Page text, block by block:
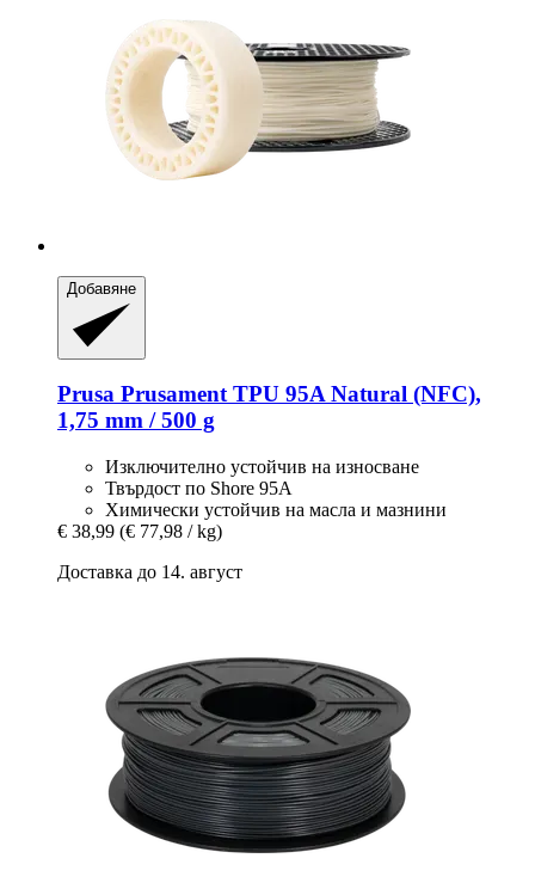
Добавяне
Prusa Prusament TPU 95A Natural (NFC),
1,75 mm / 500 g
Изключително устойчив на износване
Твърдост по Shore 95A
Химически устойчив на масла и мазнини
€ 38,99 (€ 77,98 / kg)
Доставка до 14. август